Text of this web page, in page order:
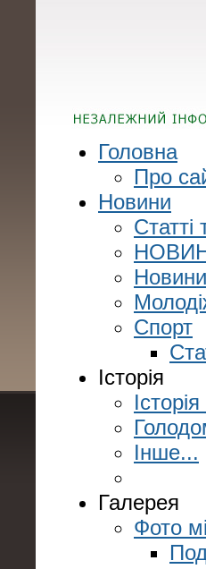
Головна
Про
Новини
Статті
Спорт
Історія
Інше...
Галерея
Фото